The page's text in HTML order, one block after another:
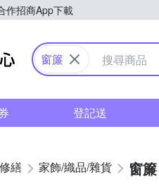
作招商App下載
Yahoo購物中心
窗簾
登記送
繕 家飾/織品/雜貨 窗簾